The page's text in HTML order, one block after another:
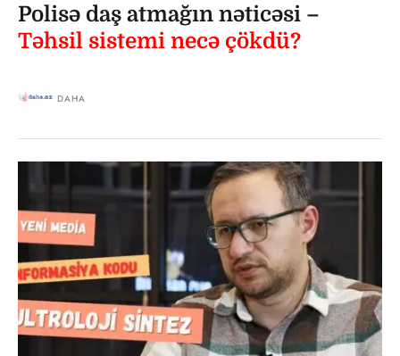
Polisə daş atmağın nəticəsi –
Təhsil sistemi necə çökdü?
DAHA